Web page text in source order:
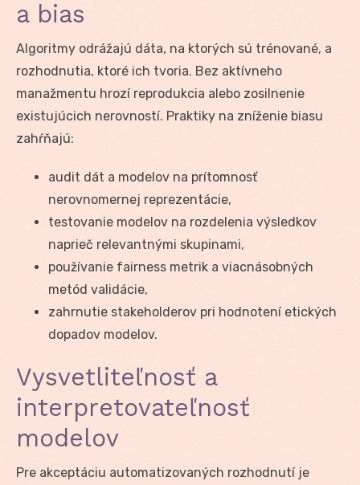
a bias
Algoritmy odrážajú dáta, na ktorých sú trénované, a
rozhodnutia, ktoré ich tvoria. Bez aktívneho
manažmentu hrozí reprodukcia alebo zosilnenie
existujúcich nerovností. Praktiky na zníženie biasu
zahŕňajú:
audit dát a modelov na prítomnosť
nerovnomernej reprezentácie,
testovanie modelov na rozdelenia výsledkov
naprieč relevantnými skupinami,
používanie fairness metrik a viacnásobných
metód validácie,
zahrnutie stakeholderov pri hodnotení etických
dopadov modelov.
Vysvetliteľnosť a
interpretovateľnosť
modelov
Pre akceptáciu automatizovaných rozhodnutí je